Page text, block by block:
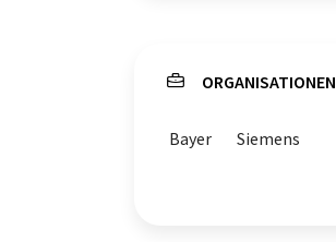
ORGANISATIONEN
Bayer Siemens